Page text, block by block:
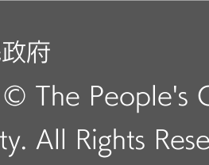
府
The People's
All Rights